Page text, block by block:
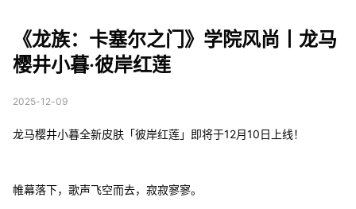
《龙族：卡塞尔之门》学院风尚丨龙马
樱井小暮·彼岸红莲
2025-12-09
龙马樱井小暮全新皮肤「彼岸红莲」即将于12月10日上线！
帷幕落下，歌声飞空而去，寂寂寥寥。